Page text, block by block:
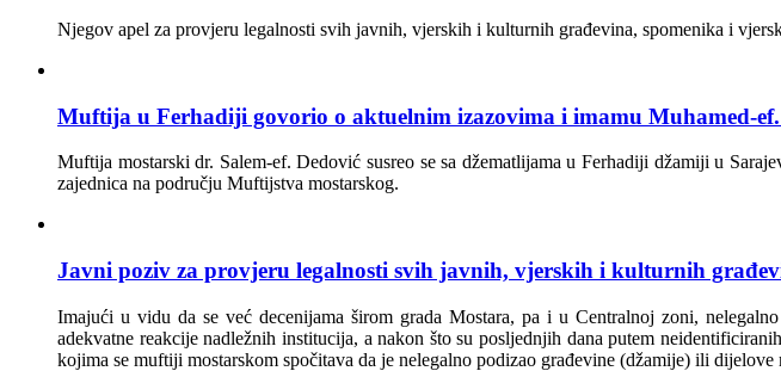
Njegov apel za provjeru legalnosti svih javnih, vjerskih i kulturnih građevina, spomenika i
Muftija u Ferhadiji govorio o aktuelnim izazovima i imamu Muhamed-
Muftija mostarski dr. Salem-ef. Dedović susreo se sa džematlijama u Ferhadiji džamiji u
zajednica na području Muftijstva mostarskog.
Javni poziv za provjeru legalnosti svih javnih, vjerskih i kulturnih
Imajući u vidu da se već decenijama širom grada Mostara, pa i u Centralnoj zoni,
adekvatne reakcije nadležnih institucija, a nakon što su posljednjih dana putem
kojima se muftiji mostarskom spočitava da je nelegalno podizao građevine (džamije) ili